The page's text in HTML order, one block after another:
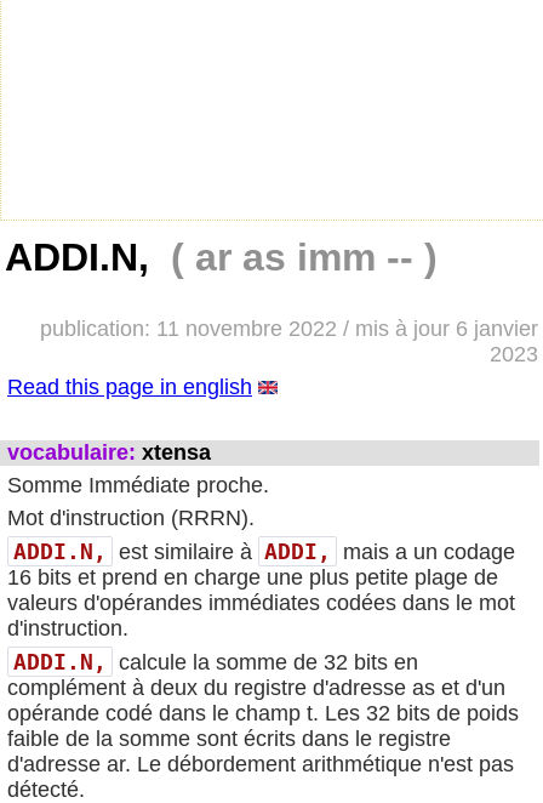
ADDI.N, ( ar as imm -- )
publication: 11 novembre 2022 / mis à jour 6 janvier
2023
Read this page in english
vocabulaire: xtensa
Somme Immédiate proche.
Mot d'instruction (RRRN).
ADDI.N, est similaire à ADDI,
mais a un codage
16 bits et prend en charge une plus petite plage de
valeurs d'opérandes immédiates codées dans le mot
d'instruction.
ADDI.N,
calcule la somme de 32 bits en
complément à deux du registre d'adresse as et d'un
opérande codé dans le champ t. Les 32 bits de poids
faible de la somme sont écrits dans le registre
d'adresse ar. Le débordement arithmétique n'est pas
détecté.